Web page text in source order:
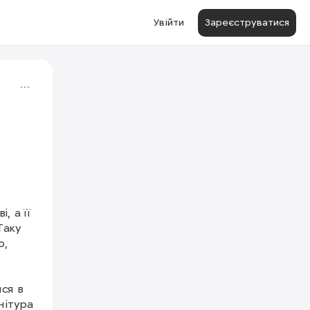
Увійти Зареєструватися
а її
в